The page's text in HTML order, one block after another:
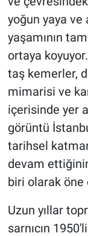
yoğun yaya ve
yaşamının
ortaya
taş kemerler,
mimarisi ve
içerisinde yer
görüntü
tarihsel
devam
biri olarak öne
Uzun yıllar
sarnıcın